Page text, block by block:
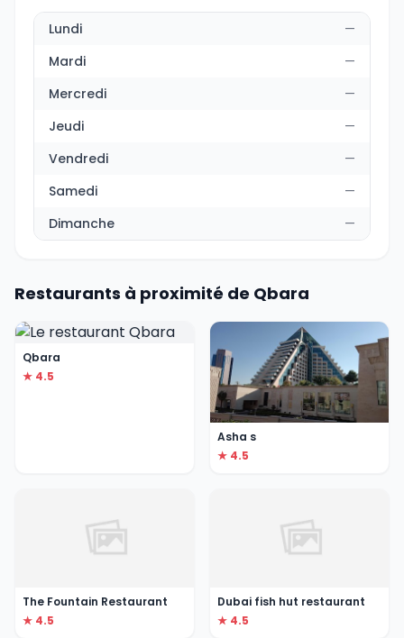
Lundi
—
Mardi
—
Mercredi
—
Jeudi
—
Vendredi
—
Samedi
—
Dimanche
—
Restaurants à proximité de Qbara
Qbara
★ 4.5
Asha s
★ 4.5
The Fountain Restaurant
★ 4.5
Dubai fish hut restaurant
★ 4.5